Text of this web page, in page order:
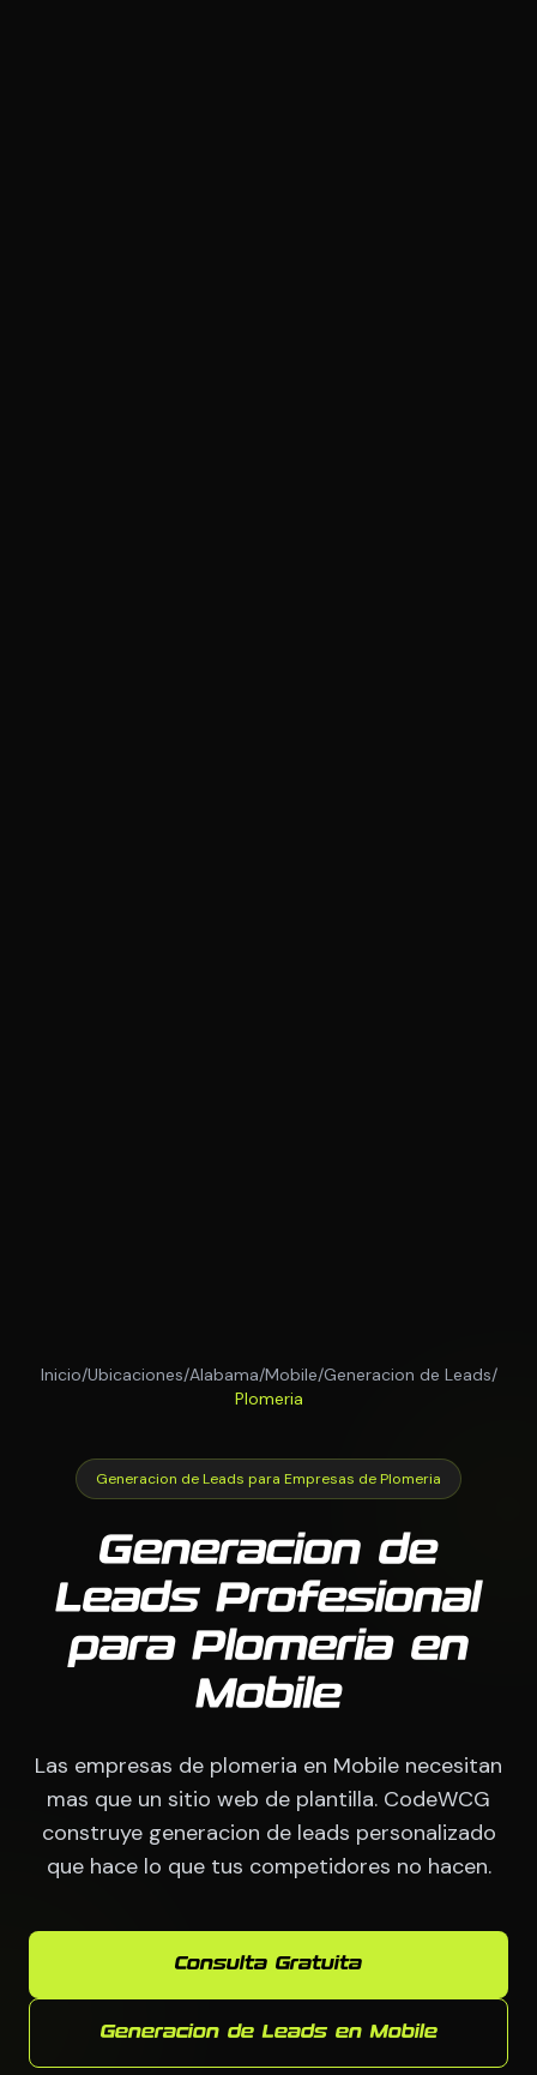
Inicio/Ubicaciones/Alabama/Mobile/Generacion de Leads/
Plomeria
Generacion de Leads para Empresas de Plomeria
Generacion de
Leads Profesional
para Plomeria en
Mobile
Las empresas de plomeria en Mobile necesitan
mas que un sitio web de plantilla. CodeWCG
construye generacion de leads personalizado
que hace lo que tus competidores no hacen.
Consulta Gratuita
Generacion de Leads en Mobile